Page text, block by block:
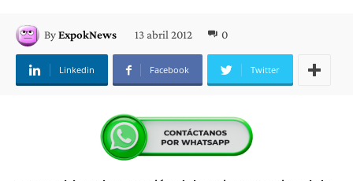
ByExpokNews 13 abril 2012 0
Linkedin Facebook Twitter